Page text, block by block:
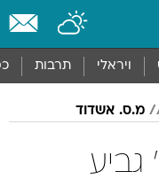
ויראלי תרבות
מ.ס. אשדוד